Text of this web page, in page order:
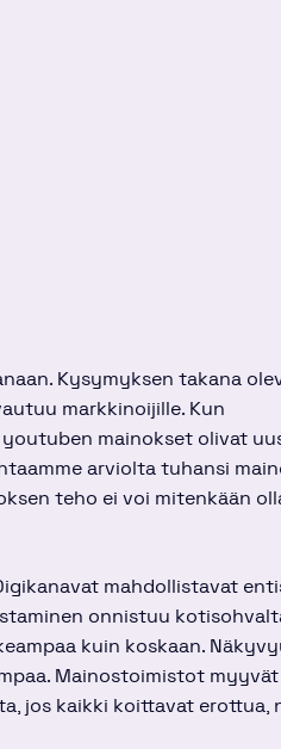
Kysymyksen takana
markkinoijille. Kun
mainokset olivat
arviolta tuhansi
teho ei voi mitenkään
mahdollistavat
onnistuu
kuin koskaan.
Mainostoimistot myyvät
jos kaikki koittavat erottua,